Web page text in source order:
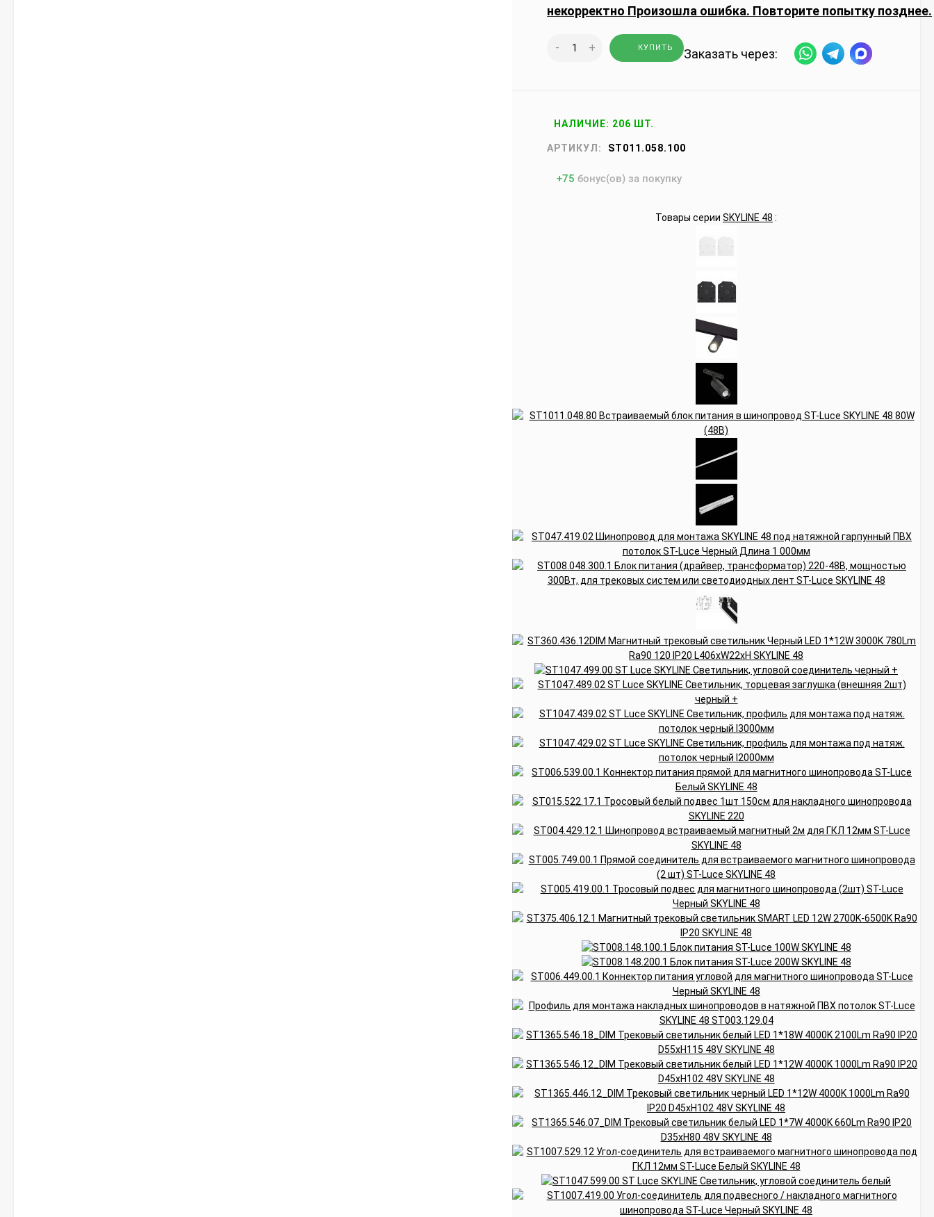
некорректно Произошла ошибка. Повторите попытку позднее.
- + КУПИТЬ Заказать через:
НАЛИЧИЕ: 206 ШТ.
АРТИКУЛ: ST011.058.100
+75 бонус(ов) за покупку
Товары серииSKYLINE 48 :